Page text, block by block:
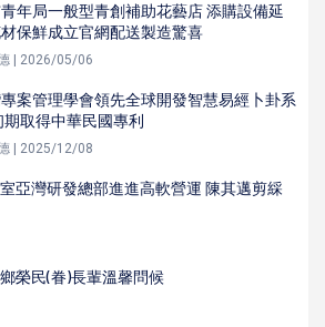
年局一般型青創補助花藝店 添購設備延
保鮮成立官網配送製造驚喜
| 2026/05/06
案管理學會領先全球開發智慧易經卜卦系
期取得中華民國專利
| 2025/12/08
亞灣研發總部進進高軟營運 陳其邁剪綵
榮民(眷)長輩溫馨問候